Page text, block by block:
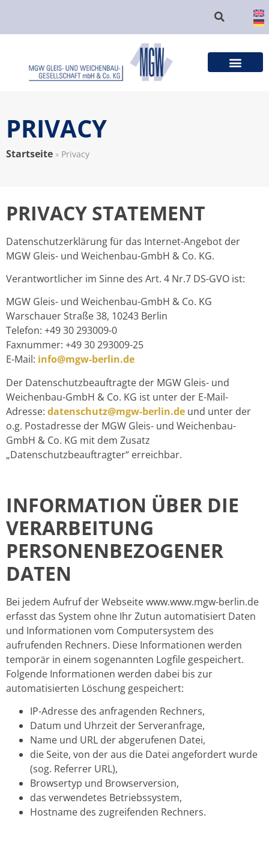
PRIVACY
Startseite » Privacy
PRIVACY STATEMENT
Datenschutzerklärung für das Internet-Angebot der
MGW Gleis- und Weichenbau-GmbH & Co. KG.
Verantwortlicher im Sinne des Art. 4 Nr.7 DS-GVO ist:
MGW Gleis- und Weichenbau-GmbH & Co. KG
Warschauer Straße 38, 10243 Berlin
Telefon: +49 30 293009-0
Faxnummer: +49 30 293009-25
E-Mail: info@mgw-berlin.de
Der Datenschutzbeauftragte der MGW Gleis- und
Weichenbau-GmbH & Co. KG ist unter der E-Mail-
Adresse: datenschutz@mgw-berlin.de und unter der
o.g. Postadresse der MGW Gleis- und Weichenbau-
GmbH & Co. KG mit dem Zusatz
„Datenschutzbeauftragter“ erreichbar.
INFORMATION ÜBER DIE
VERARBEITUNG
PERSONENBEZOGENER
DATEN
Bei jedem Aufruf der Webseite www.www.mgw-berlin.de
erfasst das System ohne Ihr Zutun automatisiert Daten
und Informationen vom Computersystem des
aufrufenden Rechners. Diese Informationen werden
temporär in einem sogenannten Logfile gespeichert.
Folgende Informationen werden dabei bis zur
automatisierten Löschung gespeichert:
IP-Adresse des anfragenden Rechners,
Datum und Uhrzeit der Serveranfrage,
Name und URL der abgerufenen Datei,
die Seite, von der aus die Datei angefordert wurde
(sog. Referrer URL),
Browsertyp und Browserversion,
das verwendetes Betriebssystem,
Hostname des zugreifenden Rechners.